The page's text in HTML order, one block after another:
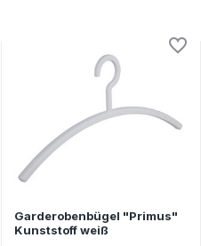
Garderobenbügel "Primus"
Kunststoff weiß